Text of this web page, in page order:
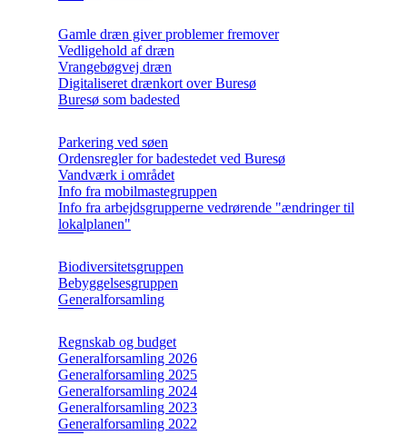
Gamle dræn giver problemer fremover
Vedligehold af dræn
Vrangebøgvej dræn
Digitaliseret drænkort over Buresø
Buresø som badested
Parkering ved søen
Ordensregler for badestedet ved Buresø
Vandværk i området
Info fra mobilmastegruppen
Info fra arbejdsgrupperne vedrørende "ændringer til
lokalplanen"
Biodiversitetsgruppen
Bebyggelsesgruppen
Generalforsamling
Regnskab og budget
Generalforsamling 2026
Generalforsamling 2025
Generalforsamling 2024
Generalforsamling 2023
Generalforsamling 2022